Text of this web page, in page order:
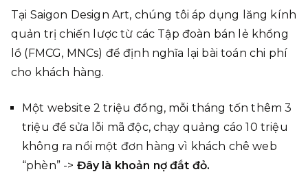
Tại Saigon Design Art, chúng tôi áp dụng lăng kính
quản trị chiến lược từ các Tập đoàn bán lẻ khổng
lồ (FMCG, MNCs) để định nghĩa lại bài toán chi phí
cho khách hàng.
Một website 2 triệu đồng, mỗi tháng tốn thêm 3
triệu để sửa lỗi mã độc, chạy quảng cáo 10 triệu
không ra nổi một đơn hàng vì khách chê web
“phèn” -> Đây là khoản nợ đắt đỏ.